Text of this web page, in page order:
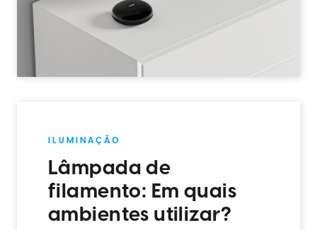
ILUMINAÇÃO
Lâmpada de
filamento: Em quais
ambientes utilizar?